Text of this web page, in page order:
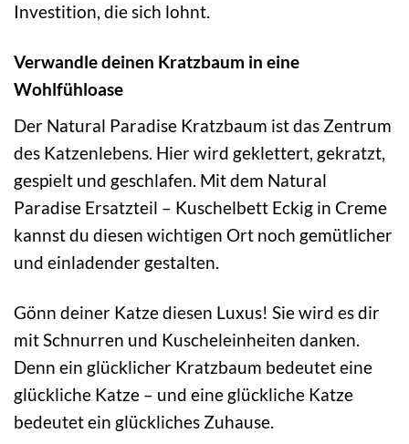
Investition, die sich lohnt.
Verwandle deinen Kratzbaum in eine
Wohlfühloase
Der Natural Paradise Kratzbaum ist das Zentrum
des Katzenlebens. Hier wird geklettert, gekratzt,
gespielt und geschlafen. Mit dem Natural
Paradise Ersatzteil – Kuschelbett Eckig in Creme
kannst du diesen wichtigen Ort noch gemütlicher
und einladender gestalten.
Gönn deiner Katze diesen Luxus! Sie wird es dir
mit Schnurren und Kuscheleinheiten danken.
Denn ein glücklicher Kratzbaum bedeutet eine
glückliche Katze – und eine glückliche Katze
bedeutet ein glückliches Zuhause.